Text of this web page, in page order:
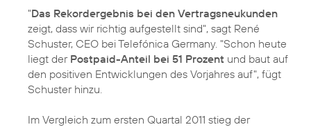
"Das Rekordergebnis bei den Vertragsneukunden
zeigt, dass wir richtig aufgestellt sind", sagt René
Schuster, CEO bei Telefónica Germany. "Schon heute
liegt der Postpaid-Anteil bei 51 Prozent und baut auf
den positiven Entwicklungen des Vorjahres auf", fügt
Schuster hinzu.
Im Vergleich zum ersten Quartal 2011 stieg der